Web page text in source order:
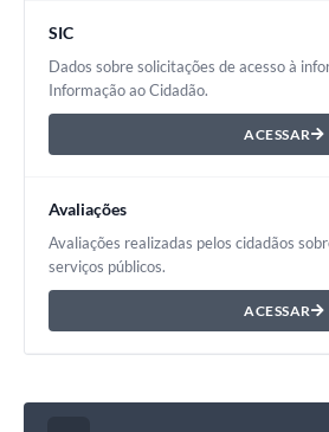
SIC
Dados sobre solicitações de acesso à
Informação ao Cidadão.
ACESSAR
Avaliações
Avaliações realizadas pelos cidadãos
serviços públicos.
ACESSAR